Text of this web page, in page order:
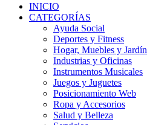
INICIO
CATEGORÍAS
Ayuda Social
Deportes y Fitness
Hogar, Muebles y Jardín
Industrias y Oficinas
Instrumentos Musicales
Juegos y Juguetes
Posicionamiento Web
Ropa y Accesorios
Salud y Belleza